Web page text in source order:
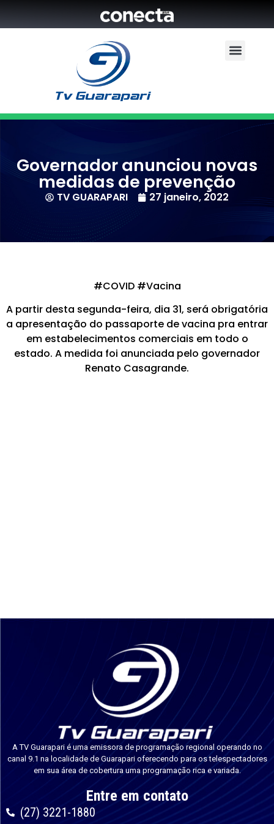
Governador anunciou novas
medidas de prevenção
TV GUARAPARI 27 janeiro, 2022
#COVID #Vacina
A partir desta segunda-feira, dia 31, será obrigatória
a apresentação do passaporte de vacina pra entrar
em estabelecimentos comerciais em todo o
estado. A medida foi anunciada pelo governador
Renato Casagrande.
A TV Guarapari é uma emissora de programação regional operando no
canal 9.1 na localidade de Guarapari oferecendo para os telespectadores
em sua área de cobertura uma programação rica e variada.
Entre em contato
(27) 3221-1880